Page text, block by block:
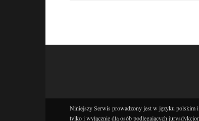
Niniejszy Serwis prowadzony jest w języku polskim
tylko i wyłącznie dla osób podlegających